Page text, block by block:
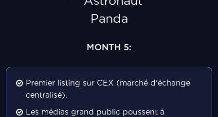
MONTH 5:
Premier listing sur CEX (marché d'échange
centralisé).
Les médias grand public poussent à